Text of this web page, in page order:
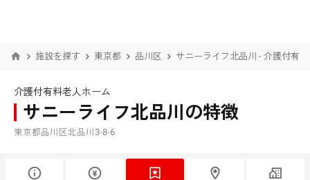
施設を探す 東京都 品川区 サニーライフ北品川 - 介護付有
介護付有料老人ホーム
サニーライフ北品川の特徴
東京都品川区北品川3-8-6